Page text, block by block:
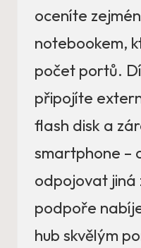
oceníte
notebookem,
počet portů.
připojíte
flash disk a
smartphone –
odpojovat jiná
podpoře
hub skvělým